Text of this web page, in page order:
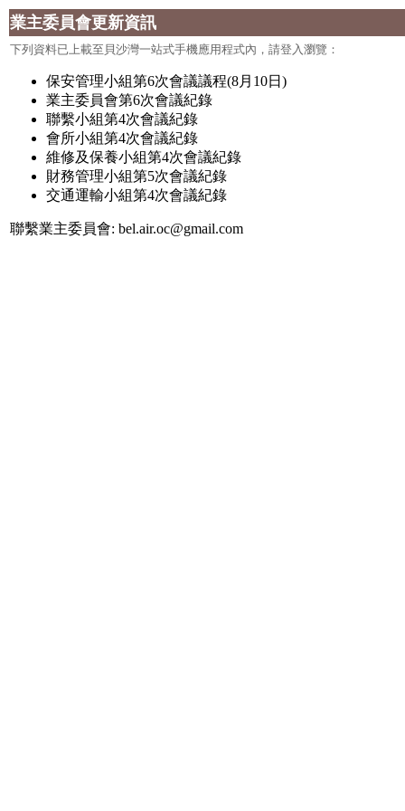
業主委員會更新資訊
下列資料已上載至貝沙灣一站式手機應用程式內，請登入瀏覽：
保安管理小組第6次會議議程(8月10日)
業主委員會第6次會議紀錄
聯繫小組第4次會議紀錄
會所小組第4次會議紀錄
維修及保養小組第4次會議紀錄
財務管理小組第5次會議紀錄
交通運輸小組第4次會議紀錄
聯繫業主委員會: bel.air.oc@gmail.com